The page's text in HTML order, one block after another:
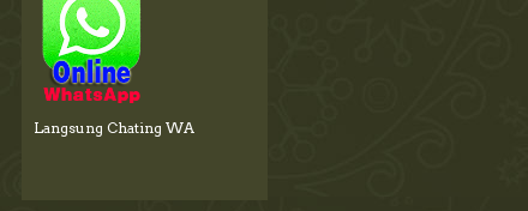
Langsung Chating WA